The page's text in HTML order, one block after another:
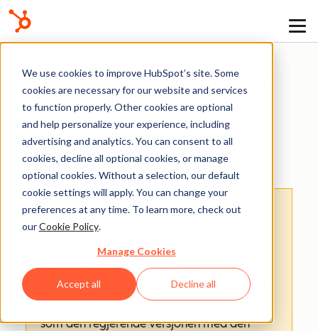
We use cookies to improve HubSpot’s site. Some
cookies are necessary for our website and services
to function properly. Other cookies are optional
and help personalize your experience, including
advertising and analytics. You can consent to all
cookies, decline all optional cookies, or manage
optional cookies. Without a selection, our default
cookie settings will apply. You can change your
preferences at any time. To learn more, check out
ourCookie Policy.
Manage Cookies
Accept all Decline all
Kunnskapsdatabase
Kunnskaps­database
: Denne artikkelen er oversatt av
praktiske årsaker. Oversettelsen opprettes
sikkert at den er korrekturlest. Den engelske
versjonen av denne artikkelen skal regnes
som den regjerende versjonen med den